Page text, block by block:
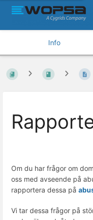
Info
Om du har frågor om
oss med avseende på
rapportera dessa på
Vi tar dessa frågor på